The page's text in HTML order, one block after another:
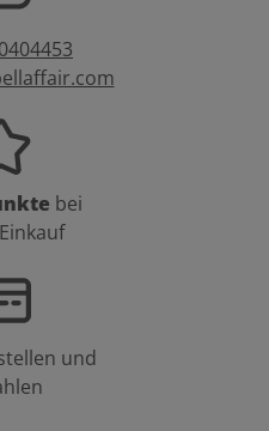
bei
und